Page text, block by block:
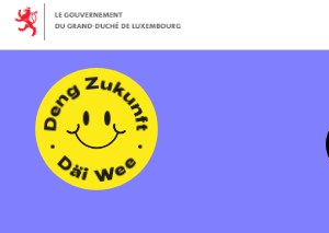
Aller au contenu principal